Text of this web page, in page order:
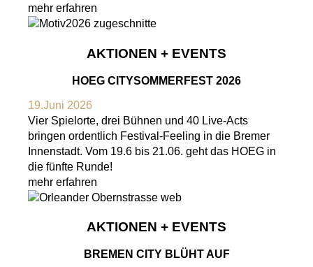
mehr erfahren
AKTIONEN + EVENTS
HOEG CITYSOMMERFEST 2026
19.Juni 2026
Vier Spielorte, drei Bühnen und 40 Live-Acts
bringen ordentlich Festival-Feeling in die Bremer
Innenstadt. Vom 19.6 bis 21.06. geht das HOEG in
die fünfte Runde!
mehr erfahren
AKTIONEN + EVENTS
BREMEN CITY BLÜHT AUF